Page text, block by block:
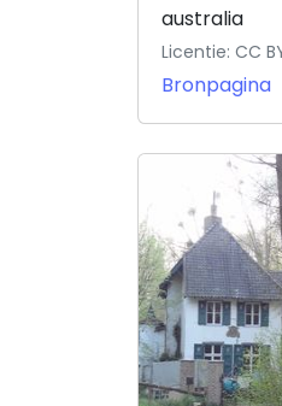
australia
Licentie: CC
Bronpagina